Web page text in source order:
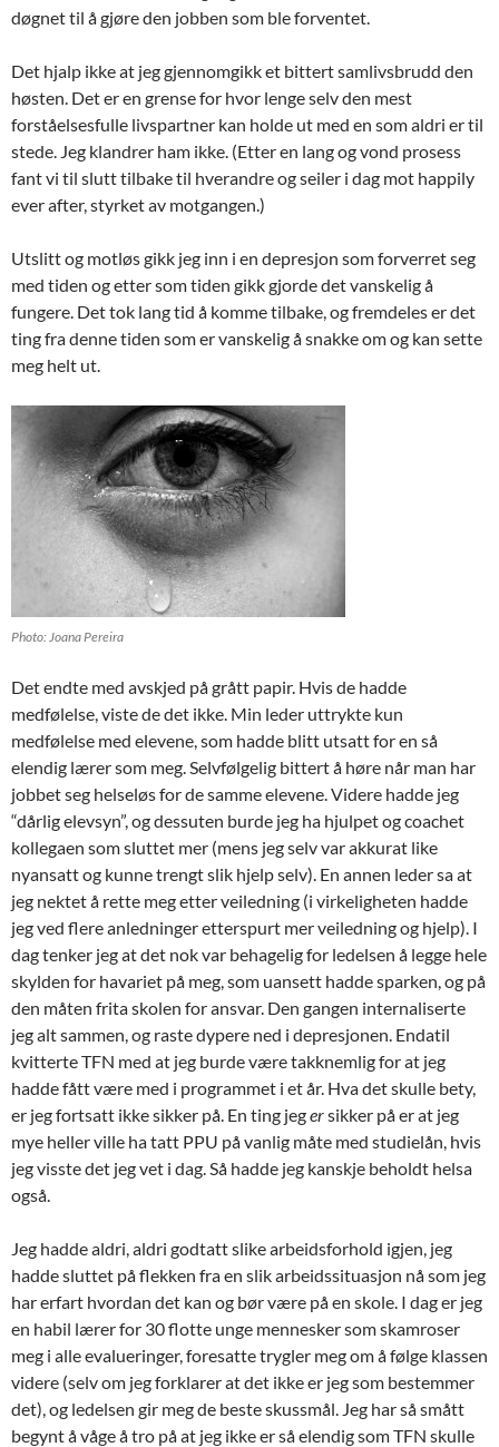
døgnet til å gjøre den jobben som ble forventet.
Det hjalp ikke at jeg gjennomgikk et bittert samlivsbrudd den
høsten. Det er en grense for hvor lenge selv den mest
forståelsesfulle livspartner kan holde ut med en som aldri er til
stede. Jeg klandrer ham ikke. (Etter en lang og vond prosess
fant vi til slutt tilbake til hverandre og seiler i dag mot happily
ever after, styrket av motgangen.)
Utslitt og motløs gikk jeg inn i en depresjon som forverret seg
med tiden og etter som tiden gikk gjorde det vanskelig å
fungere. Det tok lang tid å komme tilbake, og fremdeles er det
ting fra denne tiden som er vanskelig å snakke om og kan sette
meg helt ut.
Photo: Joana Pereira
Det endte med avskjed på grått papir. Hvis de hadde
medfølelse, viste de det ikke. Min leder uttrykte kun
medfølelse med elevene, som hadde blitt utsatt for en så
elendig lærer som meg. Selvfølgelig bittert å høre når man har
jobbet seg helseløs for de samme elevene. Videre hadde jeg
“dårlig elevsyn”, og dessuten burde jeg ha hjulpet og coachet
kollegaen som sluttet mer (mens jeg selv var akkurat like
nyansatt og kunne trengt slik hjelp selv). En annen leder sa at
jeg nektet å rette meg etter veiledning (i virkeligheten hadde
jeg ved flere anledninger etterspurt mer veiledning og hjelp). I
dag tenker jeg at det nok var behagelig for ledelsen å legge hele
skylden for havariet på meg, som uansett hadde sparken, og på
den måten frita skolen for ansvar. Den gangen internaliserte
jeg alt sammen, og raste dypere ned i depresjonen. Endatil
kvitterte TFN med at jeg burde være takknemlig for at jeg
hadde fått være med i programmet i et år. Hva det skulle bety,
er jeg fortsatt ikke sikker på. En ting jegersikker på er at jeg
mye heller ville ha tatt PPU på vanlig måte med studielån, hvis
jeg visste det jeg vet i dag. Så hadde jeg kanskje beholdt helsa
også.
Jeg hadde aldri, aldri godtatt slike arbeidsforhold igjen, jeg
hadde sluttet på flekken fra en slik arbeidssituasjon nå som jeg
har erfart hvordan det kan og bør være på en skole. I dag er jeg
en habil lærer for 30 flotte unge mennesker som skamroser
meg i alle evalueringer, foresatte trygler meg om å følge klassen
videre (selv om jeg forklarer at det ikke er jeg som bestemmer
det), og ledelsen gir meg de beste skussmål. Jeg har så smått
begynt å våge å tro på at jeg ikke er så elendig som TFN skulle